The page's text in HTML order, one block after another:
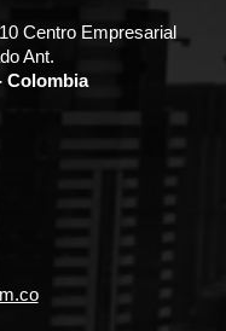
Centro Empresarial
Ant.
Colombia